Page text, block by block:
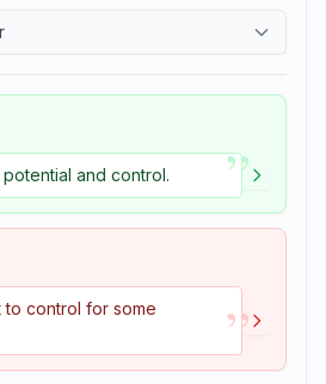
and control. ”
to control for some
”